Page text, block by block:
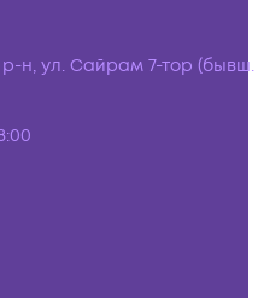
н, ул. Сайрам 7-тор (бывш.